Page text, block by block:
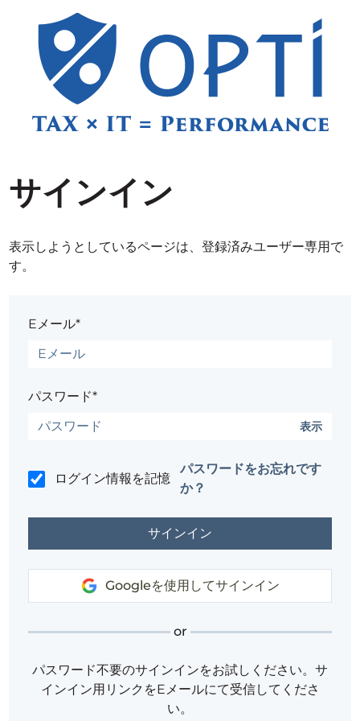
サインイン
表示しようとしているページは、登録済みユーザー専用で
す。
Eメール*
パスワード*
表示
ログイン情報を記憶
パスワードをお忘れです
か？
Googleを使用してサインイン
or
パスワード不要のサインインをお試しください。サ
インイン用リンクをEメールにて受信してくださ
い。